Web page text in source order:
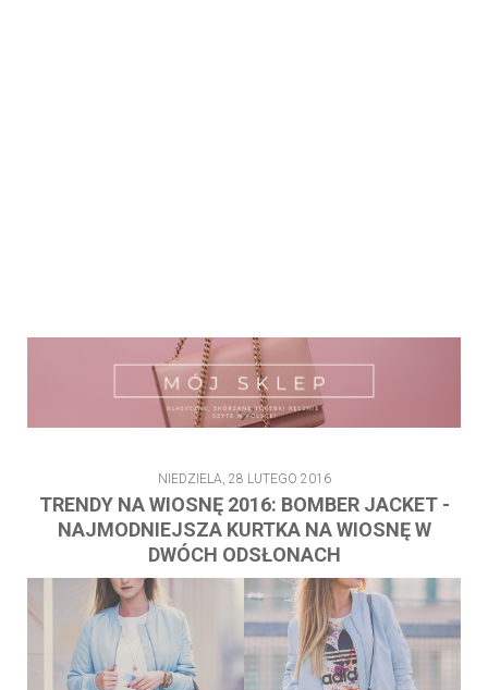
NIEDZIELA, 28 LUTEGO 2016
TRENDY NA WIOSNĘ 2016: BOMBER JACKET -
NAJMODNIEJSZA KURTKA NA WIOSNĘ W
DWÓCH ODSŁONACH